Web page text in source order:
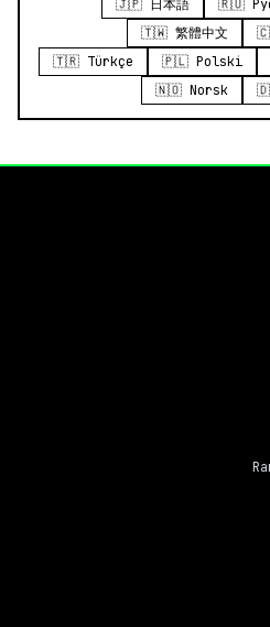
🇷🇺
🇯🇵 日本語
🇹🇼 繁體中文
🇵🇱 Polski
🇹🇷 Türkçe
🇳🇴 Norsk